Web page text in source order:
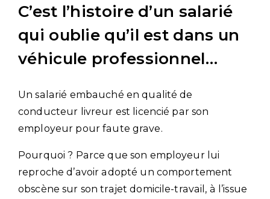
C’est l’histoire d’un salarié
qui oublie qu’il est dans un
véhicule professionnel…
Un salarié embauché en qualité de
conducteur livreur est licencié par son
employeur pour faute grave.
Pourquoi ? Parce que son employeur lui
reproche d’avoir adopté un comportement
obscène sur son trajet domicile-travail, à l’issue